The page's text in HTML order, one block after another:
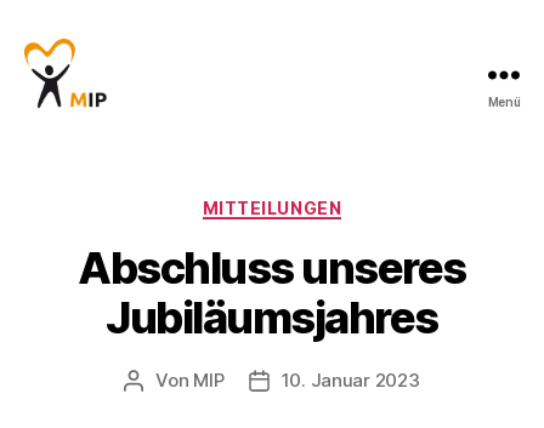
Männer
Menü
Kategorien
MITTEILUNGEN
Abschluss unseres
Jubiläumsjahres
Beitragsautor
Von MIP Veröffentlichungsdatum
10. Januar 2023